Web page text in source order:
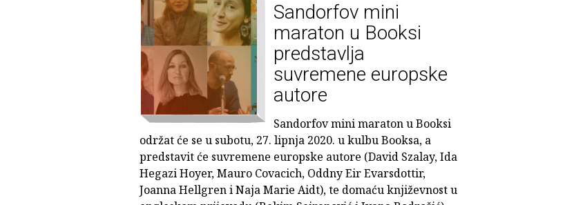
Sandorfov mini
maraton u Booksi
predstavlja
suvremene europske
autore
Sandorfov mini maraton u Booksi
održat će se u subotu, 27. lipnja 2020. u kulbu Booksa, a
predstavit će suvremene europske autore (David Szalay, Ida
Hegazi Hoyer, Mauro Covacich, Oddny Eir Evarsdottir,
Joanna Hellgren i Naja Marie Aidt)‚ te domaću književnost u